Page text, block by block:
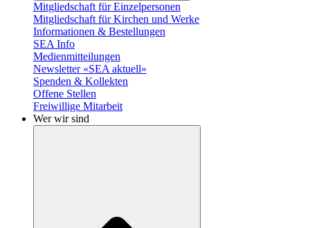
Mitgliedschaft für Einzelpersonen
Mitgliedschaft für Kirchen und Werke
Informationen & Bestellungen
SEA Info
Medienmitteilungen
Newsletter «SEA aktuell»
Spenden & Kollekten
Offene Stellen
Freiwillige Mitarbeit
Wer wir sind